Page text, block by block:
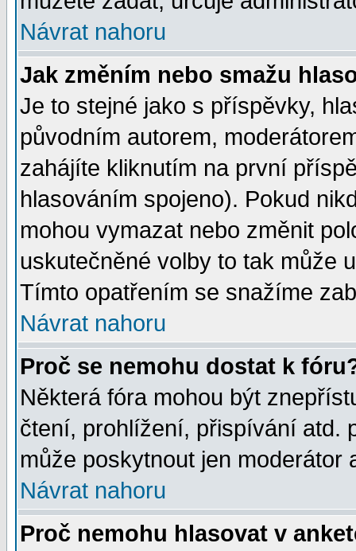
Návrat nahoru
Jak změním nebo smažu
Je to stejné jako s příspěvky,
původním autorem,
zahájíte kliknutím na první
hlasováním spojeno). Pokud
mohou vymazat nebo změnit
uskutečněné volby to tak může
Tímto opatřením se snažíme
Návrat nahoru
Proč se nemohu dostat k
Některá fóra mohou být
čtení, prohlížení, přispívání atd.
může poskytnout jen moderátor
Návrat nahoru
Proč nemohu hlasovat v